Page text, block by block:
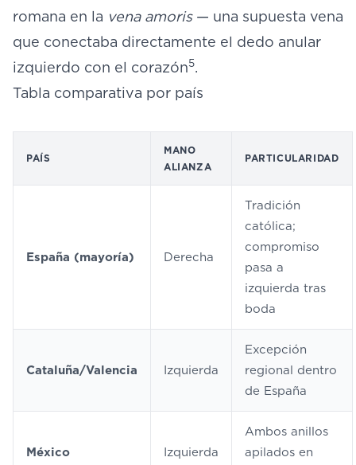
romana en la vena amoris— una supuesta vena
que conectaba directamente el dedo anular
izquierdo con el corazón5.
Tabla comparativa por país
PAÍS
MANO
ALIANZA
PARTICULARIDAD
España (mayoría) Derecha
Tradición
católica;
compromiso
pasa a
izquierda tras
boda
Cataluña/Valencia Izquierda
Excepción
regional dentro
de España
México Izquierda
Ambos anillos
apilados en